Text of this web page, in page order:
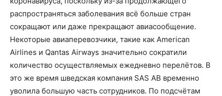
распространяться заболевания всё больше стран
сокращают или даже прекращают авиасообщение.
Некоторые авиаперевозчики, такие как American
Airlines и Qantas Airways значительно сократили
количество осуществляемых ежедневно перелётов. В
это же время шведская компания SAS AB временно
уволила большую часть сотрудников. По подсчётам